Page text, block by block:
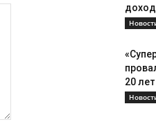
20 лет